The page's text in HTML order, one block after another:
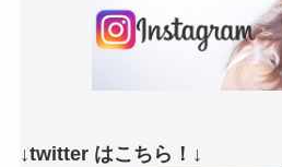
↓twitter はこちら！↓